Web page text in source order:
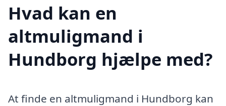
Hvad kan en
altmuligmand i
Hundborg hjælpe med?
At finde en altmuligmand i Hundborg kan